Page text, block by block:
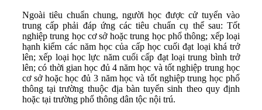
Ngoài tiêu chuẩn chung, người học được cử tuyển vào
trung cấp phải đáp ứng các tiêu chuẩn cụ thể sau: Tốt
nghiệp trung học cơ sở hoặc trung học phổ thông; xếp loại
hạnh kiểm các năm học của cấp học cuối đạt loại khá trở
lên; xếp loại học lực năm cuối cấp đạt loại trung bình trở
lên; có thời gian học đủ 4 năm học và tốt nghiệp trung học
cơ sở hoặc học đủ 3 năm học và tốt nghiệp trung học phổ
thông tại trường thuộc địa bàn tuyển sinh theo quy định
hoặc tại trường phổ thông dân tộc nội trú.